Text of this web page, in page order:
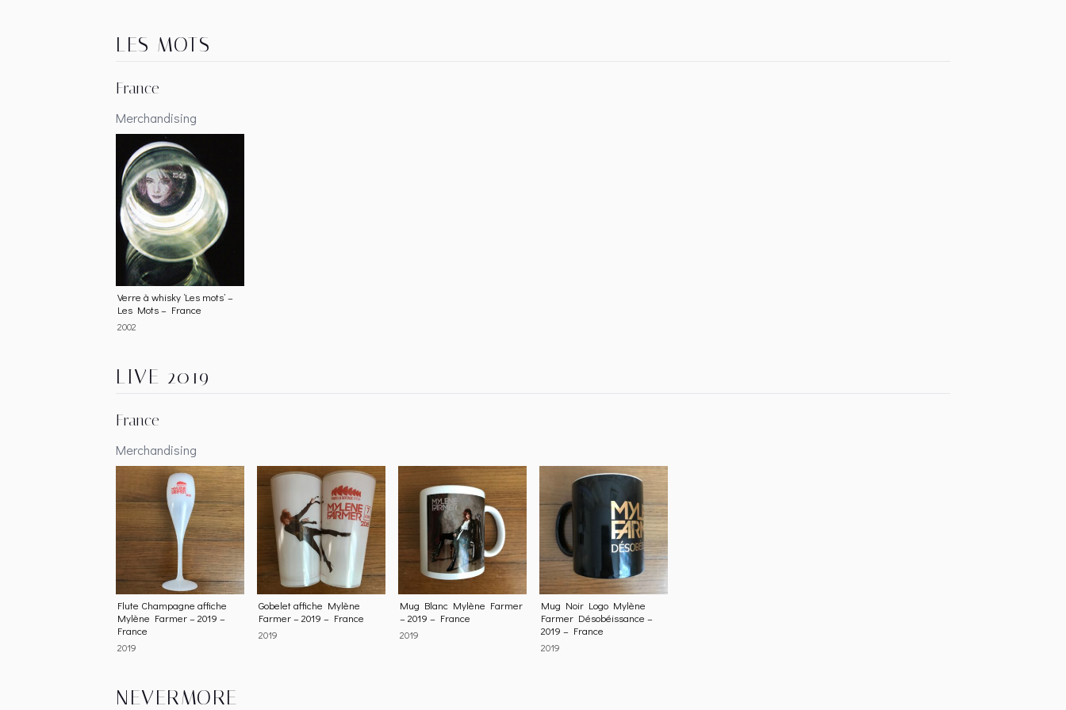
LES MOTS
France
Merchandising
Verre à whisky ‘Les mots’ –
Les Mots – France
2002
LIVE 2019
France
Merchandising
Flute Champagne affiche
Mylène Farmer – 2019 –
France
2019
Gobelet affiche Mylène
Farmer – 2019 – France
2019
Mug Blanc Mylène Farmer
– 2019 – France
2019
Mug Noir Logo Mylène
Farmer Désobéissance –
2019 – France
2019
NEVERMORE